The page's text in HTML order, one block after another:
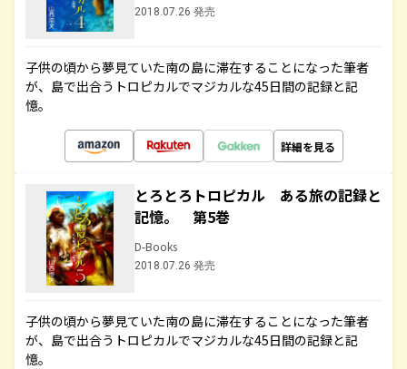
2018.07.26 発売
子供の頃から夢見ていた南の島に滞在することになった筆者
が、島で出合うトロピカルでマジカルな45日間の記録と記
憶。
詳細を見る
とろとろトロピカル ある旅の記録と
記憶。 第5巻
D-Books
2018.07.26 発売
子供の頃から夢見ていた南の島に滞在することになった筆者
が、島で出合うトロピカルでマジカルな45日間の記録と記
憶。